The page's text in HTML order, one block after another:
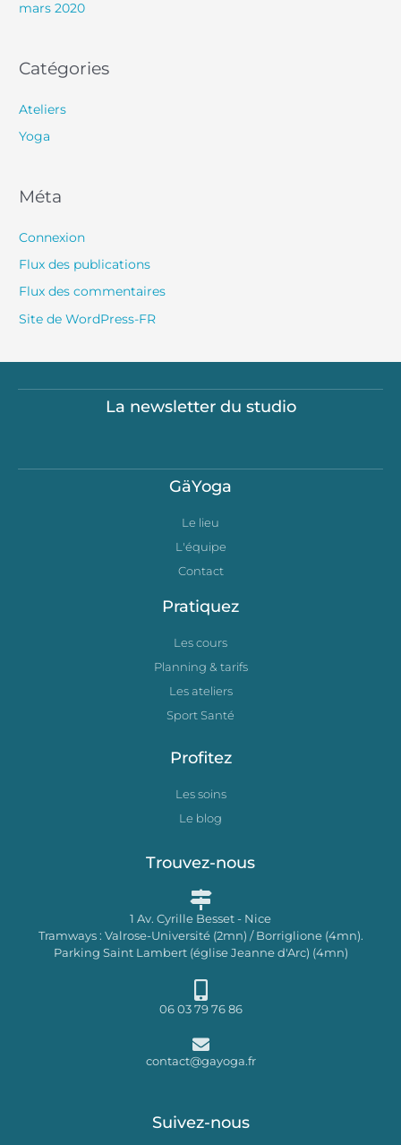
mars 2020
Catégories
Ateliers
Yoga
Méta
Connexion
Flux des publications
Flux des commentaires
Site de WordPress-FR
La newsletter du studio
GäYoga
Le lieu
L'équipe
Contact
Pratiquez
Les cours
Planning & tarifs
Les ateliers
Sport Santé
Profitez
Les soins
Le blog
Trouvez-nous
1 Av. Cyrille Besset - Nice
Tramways : Valrose-Université (2mn) / Borriglione (4mn).
Parking Saint Lambert (église Jeanne d'Arc) (4mn)
06 03 79 76 86
contact@gayoga.fr
Suivez-nous